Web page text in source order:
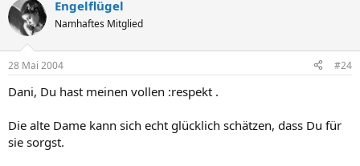
Engelflügel
Namhaftes Mitglied
28 Mai 2004 #24
Dani, Du hast meinen vollen :respekt .
Die alte Dame kann sich echt glücklich schätzen, dass Du für
sie sorgst.